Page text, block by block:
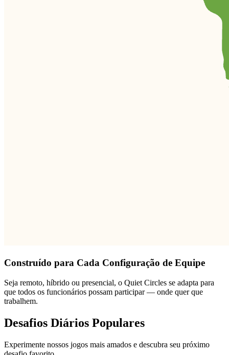
Construído para Cada Configuração de Equipe
Seja remoto, híbrido ou presencial, o Quiet Circles se adapta para
que todos os funcionários possam participar — onde quer que
trabalhem.
Desafios Diários Populares
Experimente nossos jogos mais amados e descubra seu próximo